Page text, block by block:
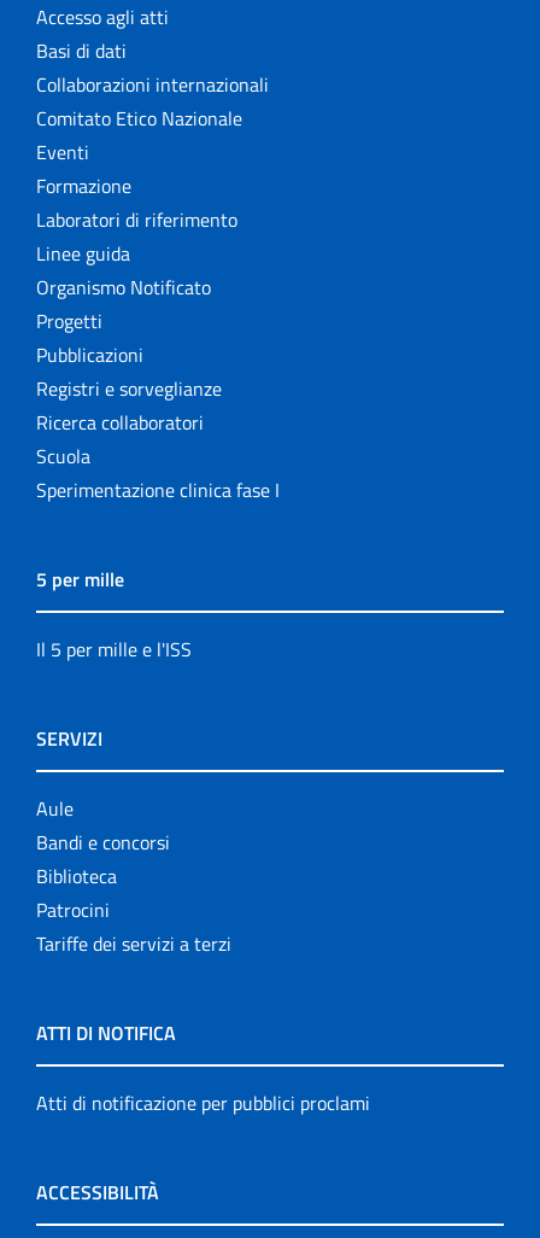
Accesso agli atti
Basi di dati
Collaborazioni internazionali
Comitato Etico Nazionale
Eventi
Formazione
Laboratori di riferimento
Linee guida
Organismo Notificato
Progetti
Pubblicazioni
Registri e sorveglianze
Ricerca collaboratori
Scuola
Sperimentazione clinica fase I
5 per mille
Il 5 per mille e l'ISS
SERVIZI
Aule
Bandi e concorsi
Biblioteca
Patrocini
Tariffe dei servizi a terzi
ATTI DI NOTIFICA
Atti di notificazione per pubblici proclami
ACCESSIBILITÀ